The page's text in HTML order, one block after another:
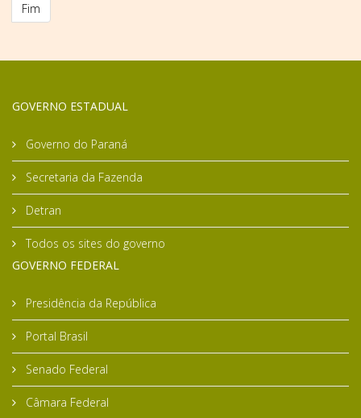
Fim
GOVERNO ESTADUAL
Governo do Paraná
Secretaria da Fazenda
Detran
Todos os sites do governo
GOVERNO FEDERAL
Presidência da República
Portal Brasil
Senado Federal
Câmara Federal